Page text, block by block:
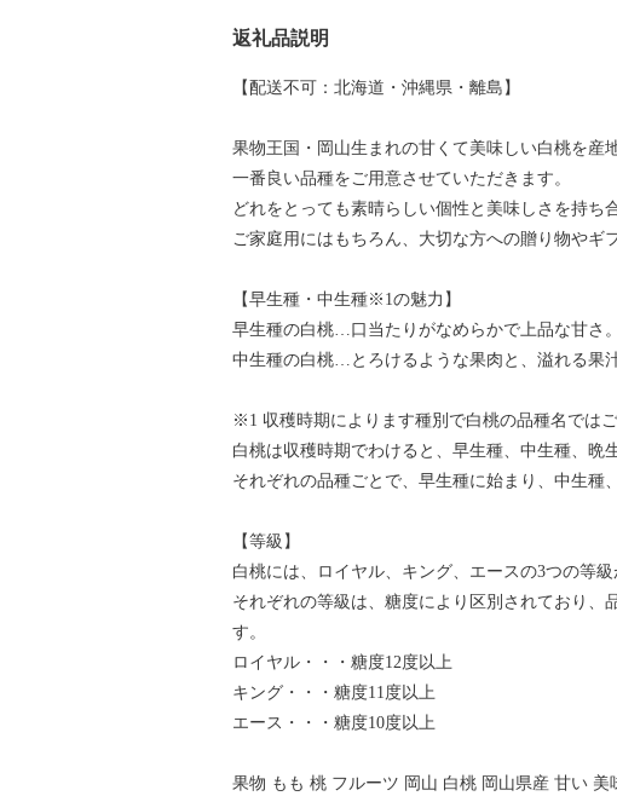
返礼品説明
【配送不可：北海道・沖縄県・離島】
果物王国・岡山生まれの甘くて美味しい白桃を産
一番良い品種をご用意させていただきます。
どれをとっても素晴らしい個性と美味しさを持ち
ご家庭用にはもちろん、大切な方への贈り物やギ
【早生種・中生種※1の魅力】
早生種の白桃…口当たりがなめらかで上品な甘さ。
中生種の白桃…とろけるような果肉と、溢れる果汁
※1 収穫時期によります種別で白桃の品種名ではご
白桃は収穫時期でわけると、早生種、中生種、晩
それぞれの品種ごとで、早生種に始まり、中生種
【等級】
白桃には、ロイヤル、キング、エースの3つの等級
それぞれの等級は、糖度により区別されており、
す。
ロイヤル・・・糖度12度以上
キング・・・糖度11度以上
エース・・・糖度10度以上
果物 もも 桃 フルーツ 岡山 白桃 岡山県産 甘い